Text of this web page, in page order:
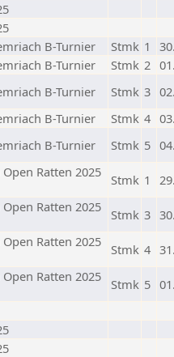
B-Turnier Stmk 1
B-Turnier Stmk 2
B-Turnier Stmk 3
B-Turnier Stmk 4
B-Turnier Stmk 5
Ratten 2025
Stmk 1
Ratten 2025
Stmk 3
Ratten 2025
Stmk 4
Ratten 2025
Stmk 5